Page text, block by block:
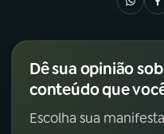
Dê sua opinião
conteúdo que
Escolha sua